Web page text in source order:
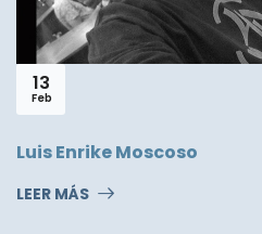
13
Feb
Luis Enrike Moscoso
LEER MÁS